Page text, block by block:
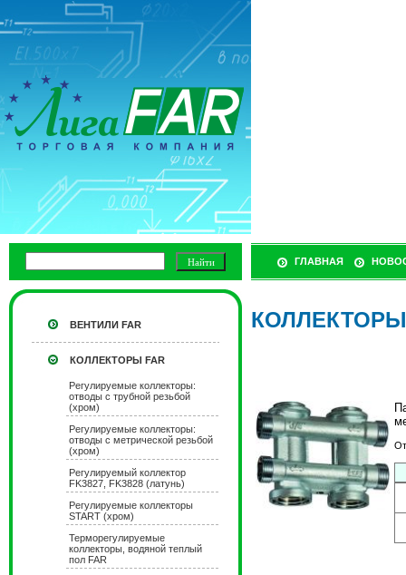
ГЛАВНАЯ
ВЕНТИЛИ FAR
КОЛЛЕКТОРЫ FAR
Регулируемые коллекторы:
отводы с трубной резьбой
(хром)
Регулируемые коллекторы:
отводы с метрической резьбой
(хром)
Регулируемый коллектор
FK3827, FK3828 (латунь)
Регулируемые коллекторы
START (хром)
Терморегулируемые
коллекторы, водяной теплый
пол FAR
КОЛЛЕКТОРЫ